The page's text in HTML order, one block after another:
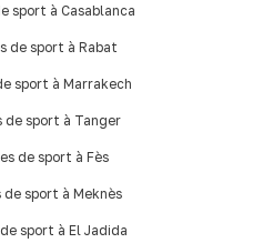
sport à Casablanca
de sport à Rabat
sport à Marrakech
de sport à Tanger
de sport à Fès
de sport à Meknès
sport à El Jadida